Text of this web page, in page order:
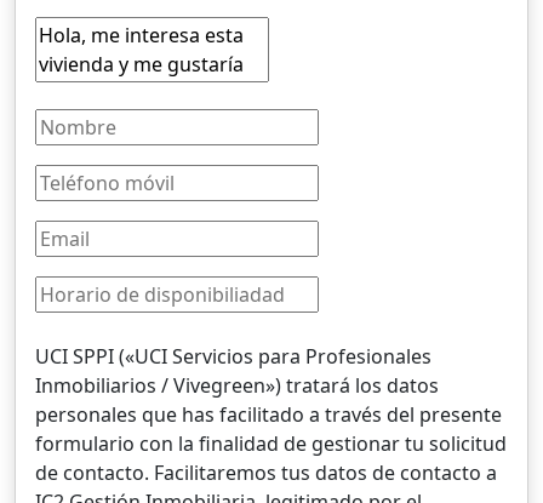
UCI SPPI («UCI Servicios para Profesionales
Inmobiliarios / Vivegreen») tratará los datos
personales que has facilitado a través del presente
formulario con la finalidad de gestionar tu solicitud
de contacto. Facilitaremos tus datos de contacto a